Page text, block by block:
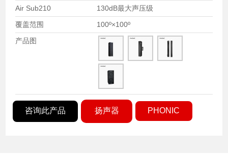
Air Sub210
130dB最大声压级
覆盖范围
100º×100º
产品图
咨询此产品 扬声器 PHONIC